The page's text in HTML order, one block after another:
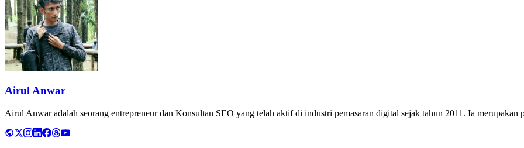
Airul Anwar
Airul Anwar adalah seorang entrepreneur dan Konsultan SEO yang telah aktif di industri pemasaran digital sejak tahun 2011. Ia merupakan